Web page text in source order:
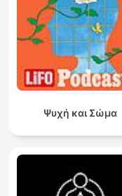
Ψυχή και Σώμα